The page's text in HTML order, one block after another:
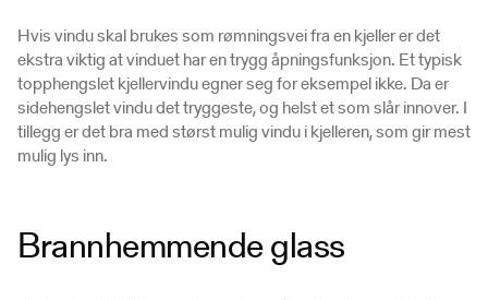
Hvis vindu skal brukes som rømningsvei fra en kjeller er det
ekstra viktig at vinduet har en trygg åpningsfunksjon. Et typisk
topphengslet kjellervindu egner seg for eksempel ikke. Da er
sidehengslet vindu det tryggeste, og helst et som slår innover. I
tillegg er det bra med størst mulig vindu i kjelleren, som gir mest
mulig lys inn.
Brannhemmende glass